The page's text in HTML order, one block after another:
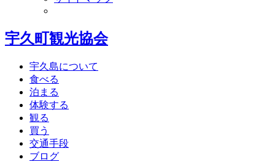
宇久町観光協会
宇久島について
食べる
泊まる
体験する
観る
買う
交通手段
ブログ